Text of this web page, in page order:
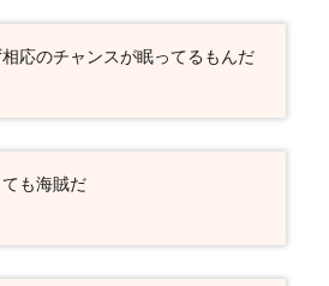
応のチャンスが眠ってるもんだ
も海賊だ